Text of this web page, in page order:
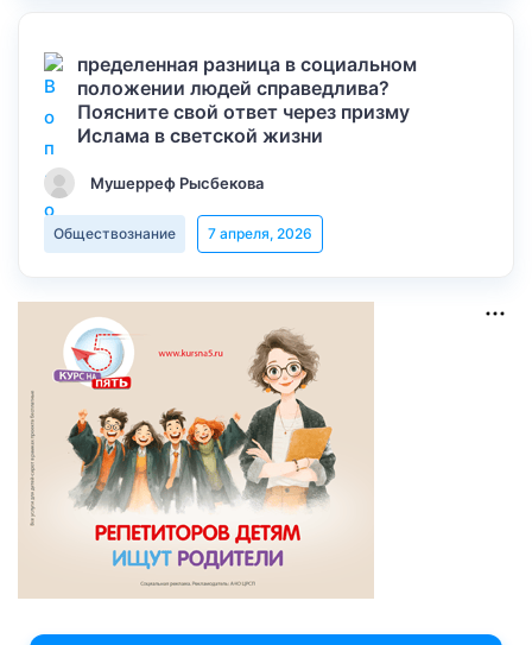
пределенная разница в социальном
положении людей справедлива?
Поясните свой ответ через призму
Ислама в светской жизни
Мушерреф Рысбекова
Обществознание 7 апреля, 2026